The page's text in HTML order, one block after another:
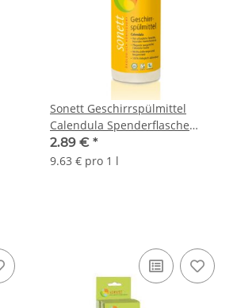
Sonett Geschirrspülmittel
Calendula Spenderflasche
300ml
2.89 € *
9.63 € pro 1 l